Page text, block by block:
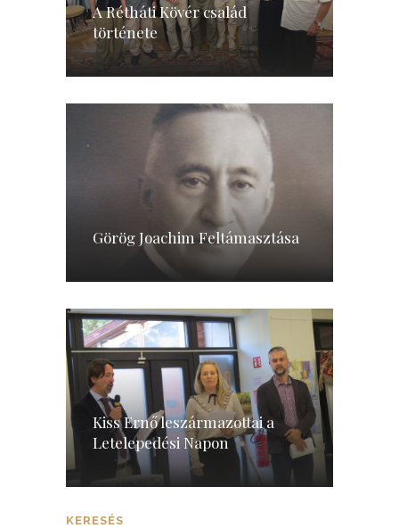
A Rétháti Kövér család
története
Görög Joachim Feltámasztása
Kiss Ernő leszármazottai a
Letelepedési Napon
KERESÉS